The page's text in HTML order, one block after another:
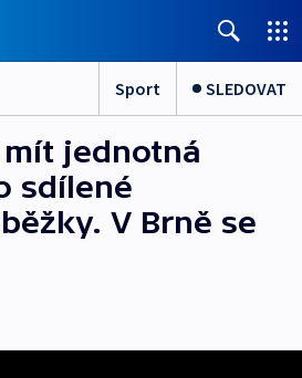
Sport SLEDOVAT
mít jednotná
sdílené
V Brně se